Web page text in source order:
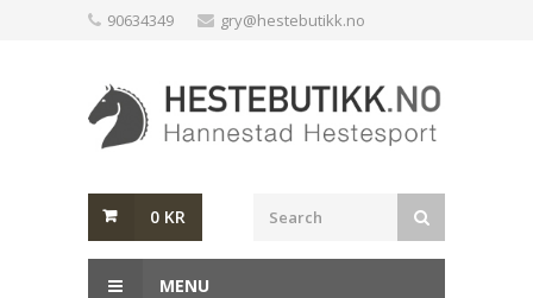
90634349 gry@hestebutikk.no
0 KR
MENU